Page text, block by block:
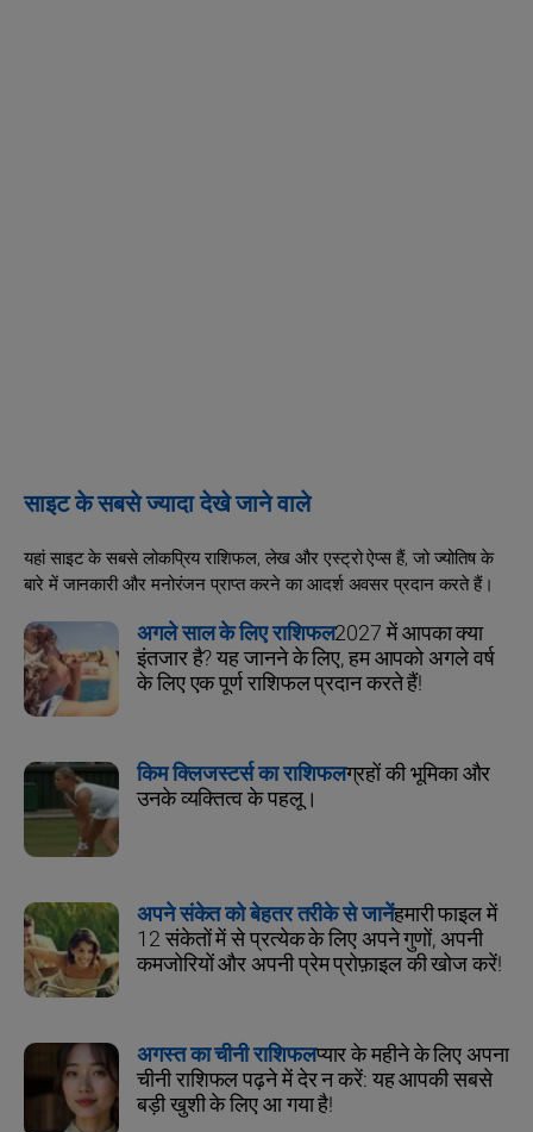
साइट के सबसे ज्यादा देखे जाने वाले
यहां साइट के सबसे लोकप्रिय राशिफल, लेख और एस्ट्रो ऐप्स हैं, जो ज्योतिष के
बारे में जानकारी और मनोरंजन प्राप्त करने का आदर्श अवसर प्रदान करते हैं।
अगले साल के लिए राशिफल2027 में आपका क्या
इंतजार है? यह जानने के लिए, हम आपको अगले वर्ष
के लिए एक पूर्ण राशिफल प्रदान करते हैं!
किम क्लिजस्टर्स का राशिफलग्रहों की भूमिका और
उनके व्यक्तित्व के पहलू।
अपने संकेत को बेहतर तरीके से जानेंहमारी फाइल में
12 संकेतों में से प्रत्येक के लिए अपने गुणों, अपनी
कमजोरियों और अपनी प्रेम प्रोफ़ाइल की खोज करें!
अगस्त का चीनी राशिफलप्यार के महीने के लिए अपना
चीनी राशिफल पढ़ने में देर न करें: यह आपकी सबसे
बड़ी खुशी के लिए आ गया है!